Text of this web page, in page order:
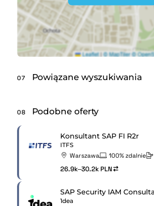
07 Powiązane wyszukiwania
08 Podobne oferty
Konsultant SAP FI R2r
ITFS
Warszawa 100% zdalnie
26.9k–30.2k PLN
SAP Security IAM
1dea